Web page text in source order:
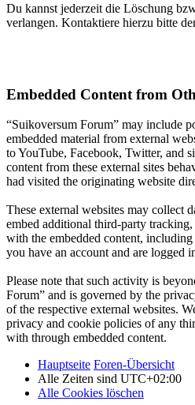
Du kannst jederzeit die Löschung
verlangen. Kontaktiere hierzu bitte
Embedded Content from
“Suikoversum Forum” may include
embedded material from external
to YouTube, Facebook, Twitter, and
content from these external sites
had visited the originating website
These external websites may collect
embed additional third-party
with the embedded content,
you have an account and are logged
Please note that such activity is
Forum” and is governed by the
of the respective external websites.
privacy and cookie policies of any
with through embedded content.
Hauptseite Foren-Übersicht
Alle Zeiten sind UTC+02:00
Alle Cookies löschen